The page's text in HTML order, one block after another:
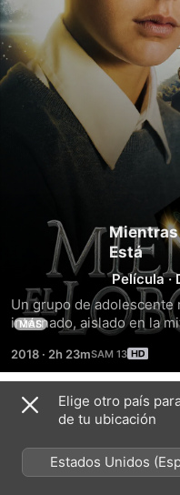
Mientras
Está
Película ·
Un grupo de adolescente
internado, aislado en la
peligrosos secretos. A
oscuro del lugar, su
contra el tiempo para
amistad, suspenso y
en donde el único escape
MÁS
2018 · 2h 23m
Tráilers
Elige otro país
de tu ubicación
Estados Unidos
México)